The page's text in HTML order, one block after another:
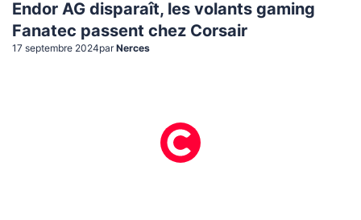
Endor AG disparaît, les volants gaming
Fanatec passent chez Corsair
17 septembre 2024par Nerces